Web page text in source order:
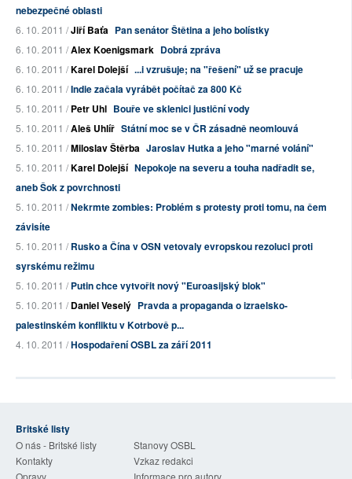
nebezpečné oblasti
6. 10. 2011 /Jiří Baťa Pan senátor Štětina a jeho bolístky
6. 10. 2011 /Alex Koenigsmark Dobrá zpráva
6. 10. 2011 /Karel Dolejší ...i vzrušuje; na "řešení" už se pracuje
6. 10. 2011 /Indie začala vyrábět počítač za 800 Kč
5. 10. 2011 /Petr Uhl Bouře ve sklenici justiční vody
5. 10. 2011 /Aleš Uhlíř Státní moc se v ČR zásadně neomlouvá
5. 10. 2011 /Miloslav Štěrba Jaroslav Hutka a jeho "marné volání"
5. 10. 2011 /Karel Dolejší Nepokoje na severu a touha nadřadit se,
aneb Šok z povrchnosti
5. 10. 2011 /Nekrmte zombies: Problém s protesty proti tomu, na čem
závisíte
5. 10. 2011 /Rusko a Čína v OSN vetovaly evropskou rezoluci proti
syrskému režimu
5. 10. 2011 /Putin chce vytvořit nový "Euroasijský blok"
5. 10. 2011 /Daniel Veselý Pravda a propaganda o izraelsko-
palestinském konfliktu v Kotrbově p...
4. 10. 2011 /Hospodaření OSBL za září 2011
Britské listy
O nás - Britské listy
Stanovy OSBL
Kontakty
Vzkaz redakci